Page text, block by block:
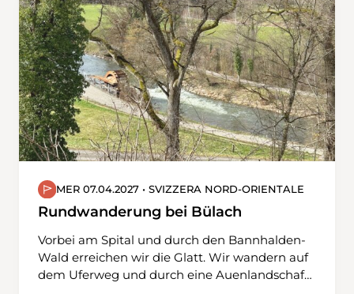
Wanderung durch offene Felder und weite
Ausblicke.Unterwegs kreuzen wir alte
Burgruinen, die unsere Aussicht zusätzlich
bereichern. Über Singen fahren wir zurück
nach Schaffhausen.
MER 07.04.2027 • SVIZZERA NORD-ORIENTALE
Rundwanderung bei Bülach
Vorbei am Spital und durch den Bannhalden-
Wald erreichen wir die Glatt. Wir wandern auf
dem Uferweg und durch eine Auenlandschaft